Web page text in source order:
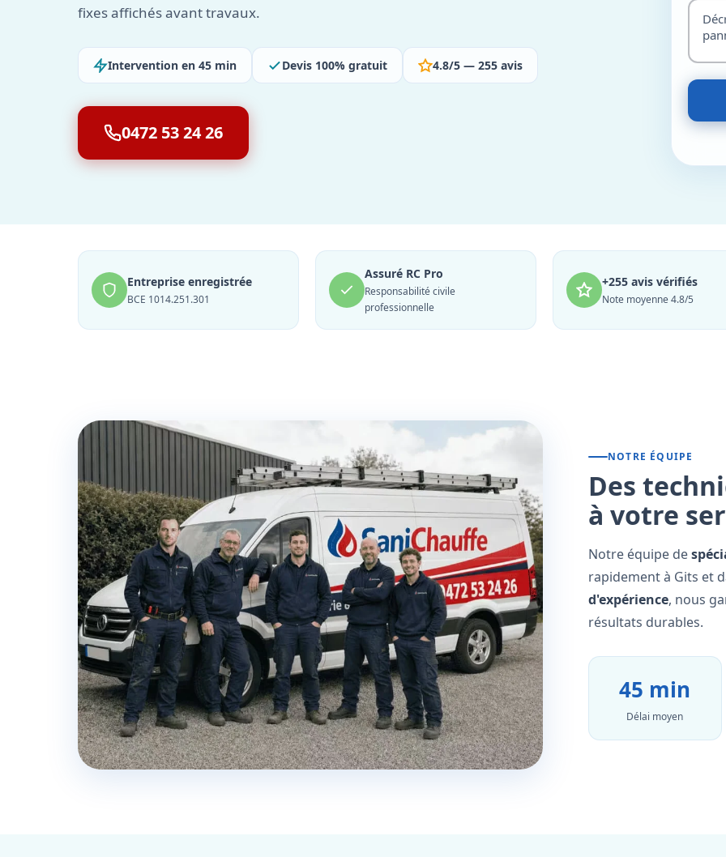
fixes affichés avant travaux.
Intervention en 45 min Devis 100% gratuit 4.8/5 — 255 avis
0472 53 24 26
Entreprise enregistrée
BCE 1014.251.301
Assuré RC Pro
Responsabilité civile
professionnelle
+255 avis vérifiés
Note moyenne 4.8/5
NOTRE ÉQUIPE
Des
à votre
Notre équipe de
rapidement à Gits et
d'expérience, nous
résultats durables.
45 min
Délai moyen